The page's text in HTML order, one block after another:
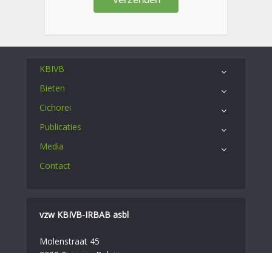
KBIVB
Bieten
Cichorei
Publicaties
Media
Contact
vzw KBIVB-IRBAB asbl
Molenstraat 45